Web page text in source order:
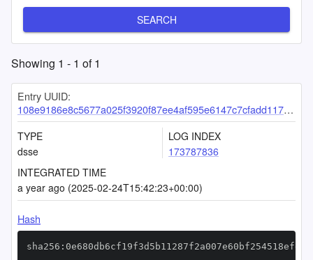
SEARCH
Showing 1 - 1 of1
Entry UUID:
108e9186e8c5677a025f3920f87ee4af595e6147c7cfadd117ed085ff3feec74eddea96d41617dc9
TYPE
dsse
LOG INDEX
173787836
INTEGRATED TIME
a year ago (2025-02-24T15:42:23+00:00)
Hash